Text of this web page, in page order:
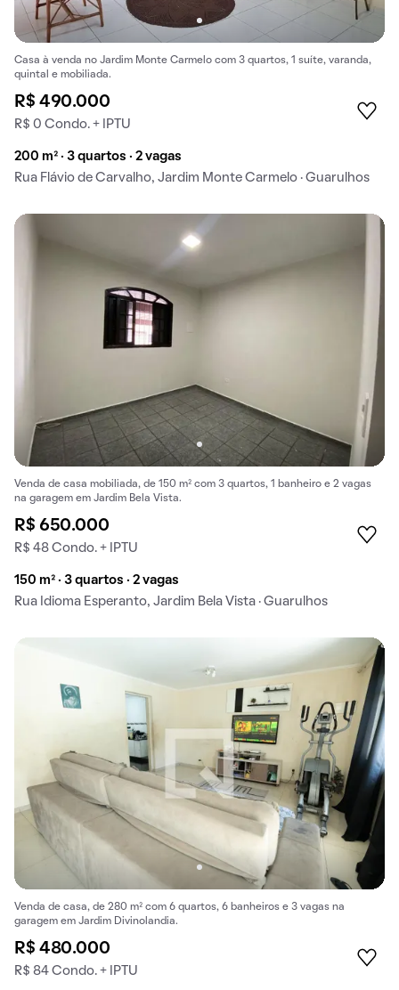
Casa à venda no Jardim Monte Carmelo com 3 quartos, 1 suíte, varanda,
quintal e mobiliada.
R$ 490.000
R$ 0 Condo. + IPTU
200 m² · 3 quartos · 2 vagas
Rua Flávio de Carvalho, Jardim Monte Carmelo · Guarulhos
Venda de casa mobiliada, de 150 m² com 3 quartos, 1 banheiro e 2 vagas
na garagem em Jardim Bela Vista.
R$ 650.000
R$ 48 Condo. + IPTU
150 m² · 3 quartos · 2 vagas
Rua Idioma Esperanto, Jardim Bela Vista · Guarulhos
Venda de casa, de 280 m² com 6 quartos, 6 banheiros e 3 vagas na
garagem em Jardim Divinolandia.
R$ 480.000
R$ 84 Condo. + IPTU